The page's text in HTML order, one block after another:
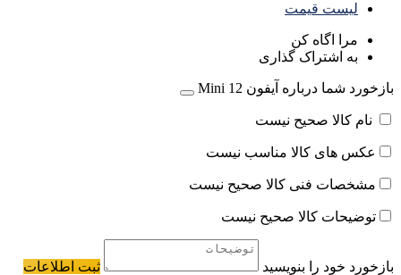
لیست قیمت
مرا اگاه کن
به اشتراک گذاری
بازخورد شما درباره آیفون 12 Mini
نام کالا صحیح نیست
عکس های کالا مناسب نیست
مشخصات فنی کالا صحیح نیست
توضیحات کالا صحیح نیست
بازخورد خود را بنویسید
ثبت اطلاعات